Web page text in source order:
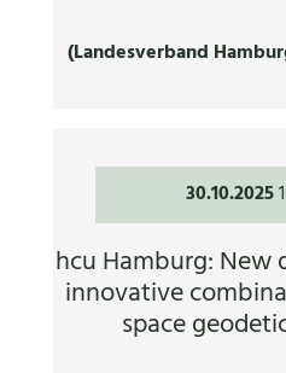
(Landesverband
30.10.2025
hcu Hamburg: New
innovative
space